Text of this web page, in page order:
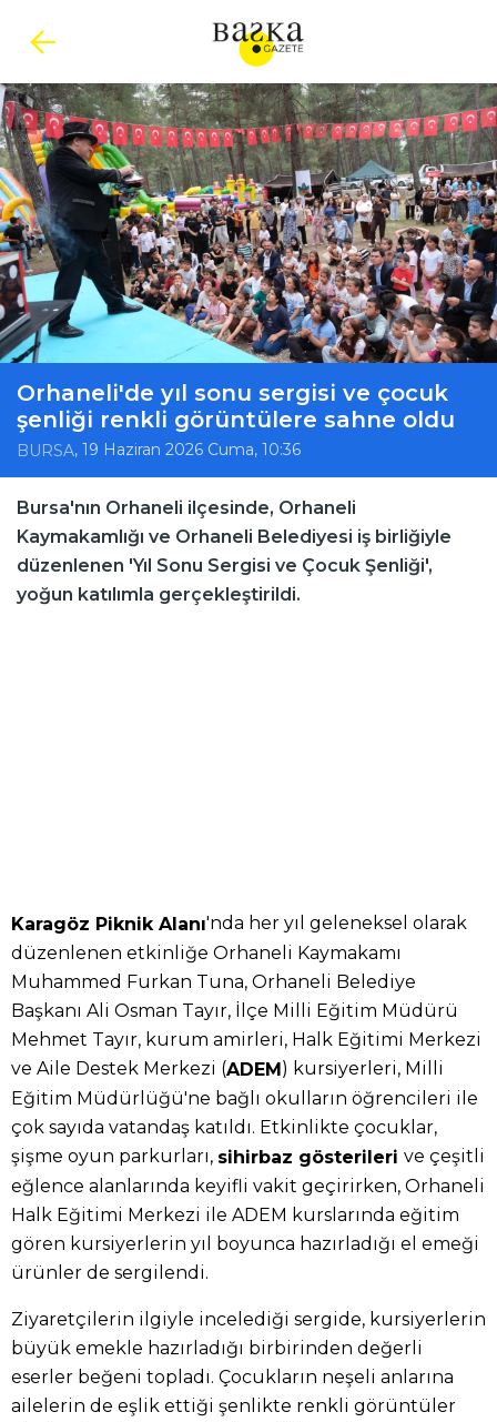
Orhaneli'de yıl sonu sergisi ve çocuk
şenliği renkli görüntülere sahne oldu
BURSA, 19 Haziran 2026 Cuma, 10:36
Bursa'nın Orhaneli ilçesinde, Orhaneli
Kaymakamlığı ve Orhaneli Belediyesi iş birliğiyle
düzenlenen 'Yıl Sonu Sergisi ve Çocuk Şenliği',
yoğun katılımla gerçekleştirildi.
Karagöz Piknik Alanı'nda her yıl geleneksel olarak
düzenlenen etkinliğe Orhaneli Kaymakamı
Muhammed Furkan Tuna, Orhaneli Belediye
Başkanı Ali Osman Tayır, İlçe Milli Eğitim Müdürü
Mehmet Tayır, kurum amirleri, Halk Eğitimi Merkezi
ve Aile Destek Merkezi (ADEM) kursiyerleri, Milli
Eğitim Müdürlüğü'ne bağlı okulların öğrencileri ile
çok sayıda vatandaş katıldı. Etkinlikte çocuklar,
şişme oyun parkurları, sihirbaz gösterileri ve çeşitli
eğlence alanlarında keyifli vakit geçirirken, Orhaneli
Halk Eğitimi Merkezi ile ADEM kurslarında eğitim
gören kursiyerlerin yıl boyunca hazırladığı el emeği
ürünler de sergilendi.
Ziyaretçilerin ilgiyle incelediği sergide, kursiyerlerin
büyük emekle hazırladığı birbirinden değerli
eserler beğeni topladı. Çocukların neşeli anlarına
ailelerin de eşlik ettiği şenlikte renkli görüntüler